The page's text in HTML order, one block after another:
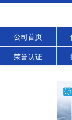
公司首页
荣誉认证